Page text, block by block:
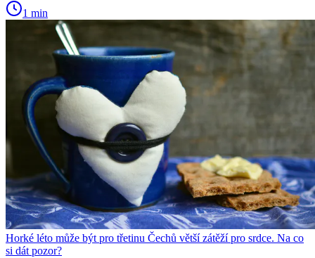
1 min
Horké léto může být pro třetinu Čechů větší zátěží pro srdce. Na co
si dát pozor?